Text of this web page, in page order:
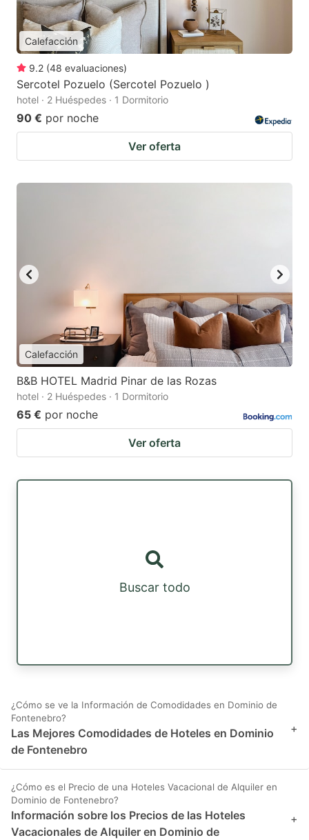
Calefacción
9.2 (48 evaluaciones)
Sercotel Pozuelo (Sercotel Pozuelo )
hotel · 2 Huéspedes · 1 Dormitorio
90 € por noche
Ver oferta
Calefacción
B&B HOTEL Madrid Pinar de las Rozas
hotel · 2 Huéspedes · 1 Dormitorio
65 € por noche
Ver oferta
Buscar todo
¿Cómo se ve la Información de Comodidades en Dominio de
Fontenebro?
Las Mejores Comodidades de Hoteles en Dominio
de Fontenebro
+
¿Cómo es el Precio de una Hoteles Vacacional de Alquiler en
Dominio de Fontenebro?
Información sobre los Precios de las Hoteles
Vacacionales de Alquiler en Dominio de
+